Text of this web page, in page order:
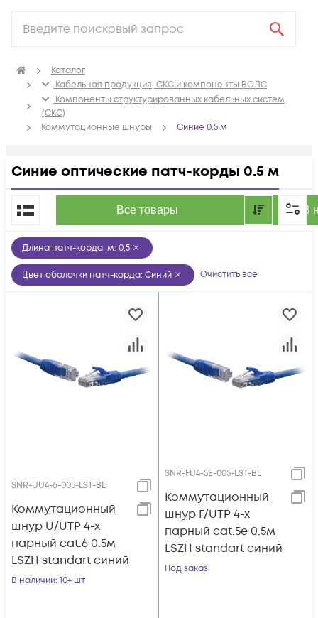
Каталог
Кабельная продукция, СКС и компоненты ВОЛС
Компоненты структурированных кабельных систем
(СКС)
Коммутационные шнуры
Синие 0.5 м
Синие оптические патч-корды 0.5 м
Все товары В
По популярности
Длина патч-корда, м: 0,5
Цвет оболочки патч-корда: Синий Очистить всё
SNR-UU4-6-005-LST-BL
Коммутационный
шнур U/UTP 4-х
парный cat.6 0.5м
LSZH standart синий
В наличии: 10+ шт
SNR-FU4-5E-005-LST-BL
Коммутационный
шнур F/UTP 4-х
парный cat.5e 0.5м
LSZH standart синий
Под заказ